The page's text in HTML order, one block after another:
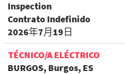
Inspection
Contrato Indefinido
2026年7月19日
TÉCNICO/A ELÉCTRICO
BURGOS, Burgos, ES